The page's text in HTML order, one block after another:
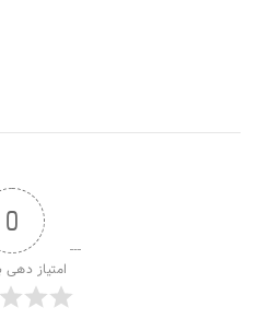
0
امتیاز دهی